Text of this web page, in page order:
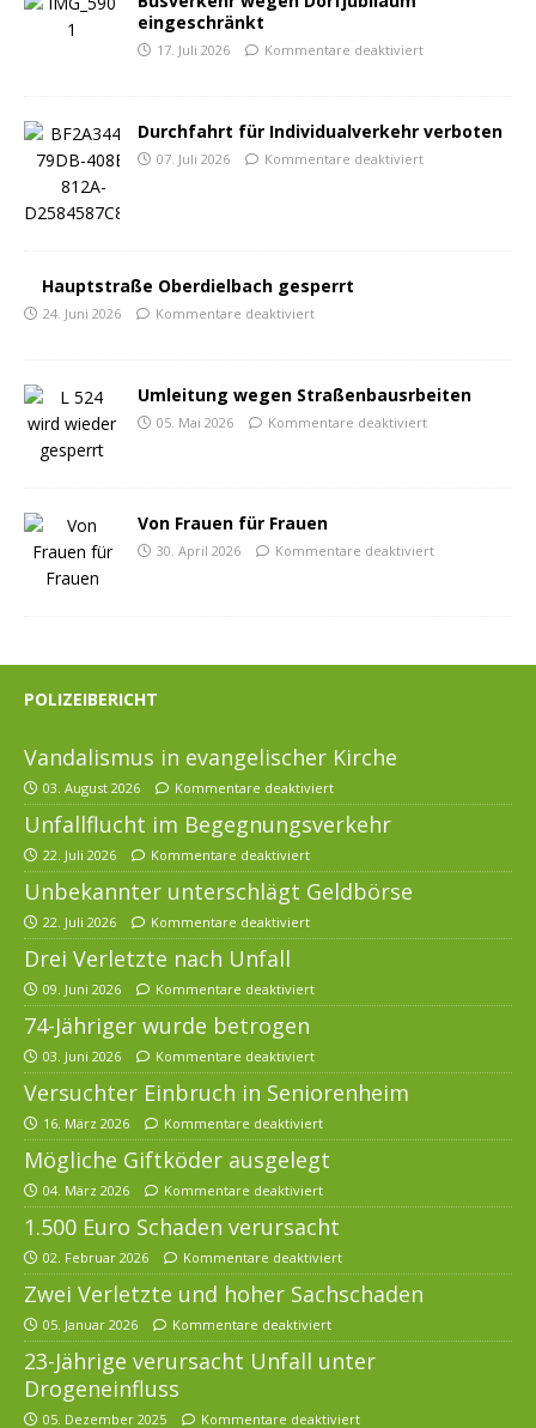
eingeschränkt
17. Juli 2026 Kommentare deaktiviert
Durchfahrt für Individualverkehr verboten
07. Juli 2026 Kommentare deaktiviert
Hauptstraße Oberdielbach gesperrt
24. Juni 2026 Kommentare deaktiviert
Umleitung wegen Straßenbausrbeiten
05. Mai 2026 Kommentare deaktiviert
Von Frauen für Frauen
30. April 2026 Kommentare deaktiviert
POLIZEIBERICHT
Vandalismus in evangelischer Kirche
03. August 2026 Kommentare deaktiviert
Unfallflucht im Begegnungsverkehr
22. Juli 2026 Kommentare deaktiviert
Unbekannter unterschlägt Geldbörse
22. Juli 2026 Kommentare deaktiviert
Drei Verletzte nach Unfall
09. Juni 2026 Kommentare deaktiviert
74-Jähriger wurde betrogen
03. Juni 2026 Kommentare deaktiviert
Versuchter Einbruch in Seniorenheim
16. März 2026 Kommentare deaktiviert
Mögliche Giftköder ausgelegt
04. März 2026 Kommentare deaktiviert
1.500 Euro Schaden verursacht
02. Februar 2026 Kommentare deaktiviert
Zwei Verletzte und hoher Sachschaden
05. Januar 2026 Kommentare deaktiviert
23-Jährige verursacht Unfall unter
Drogeneinfluss
05. Dezember 2025 Kommentare deaktiviert